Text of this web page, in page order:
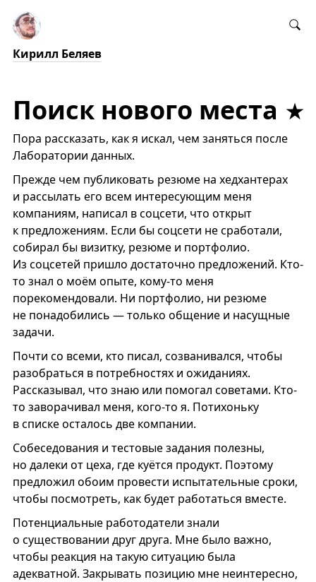
Кирилл Беляев
Поиск нового места
Пора рассказать, как я искал, чем заняться после
Лаборатории данных.
Прежде чем публиковать резюме на хедхантерах
и рассылать его всем интересующим меня
компаниям, написал в соцсети, что открыт
к предложениям. Если бы соцсети не сработали,
собирал бы визитку, резюме и портфолио.
Из соцсетей пришло достаточно предложений. Кто-
то знал о моём опыте, кому-то меня
порекомендовали. Ни портфолио, ни резюме
не понадобились — только общение и насущные
задачи.
Почти со всеми, кто писал, созванивался, чтобы
разобраться в потребностях и ожиданиях.
Рассказывал, что знаю или помогал советами. Кто-
то заворачивал меня, кого-то я. Потихоньку
в списке осталось две компании.
Собеседования и тестовые задания полезны,
но далеки от цеха, где куётся продукт. Поэтому
предложил обоим провести испытательные сроки,
чтобы посмотреть, как будет работаться вместе.
Потенциальные работодатели знали
о существовании друг друга. Мне было важно,
чтобы реакция на такую ситуацию была
адекватной. Закрывать позицию мне неинтересно,